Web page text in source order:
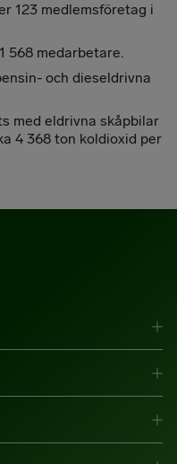
123 medlemsföretag i
568 medarbetare.
och dieseldrivna
med eldrivna skåpbilar
4 368 ton koldioxid per